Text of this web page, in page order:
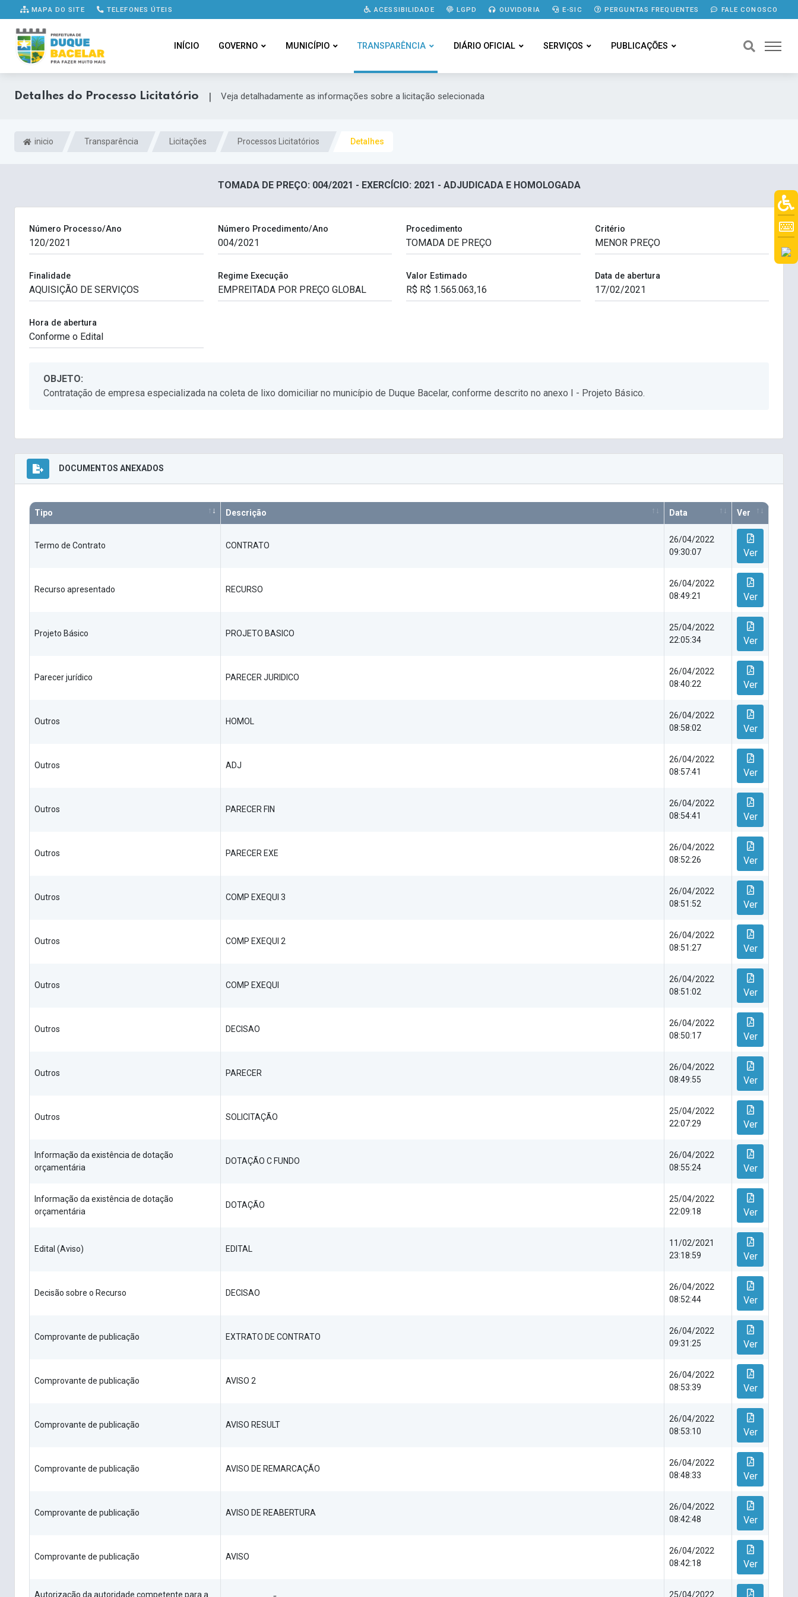
MAPA DO SITE TELEFONES ÚTEIS ACESSIBILIDADE LGPD OUVIDORIA E-SIC PERGUNTAS FREQUENTES FALE CONOSCO
INÍCIO GOVERNO MUNICÍPIO TRANSPARÊNCIA DIÁRIO OFICIAL SERVIÇOS PUBLICAÇÕES
Detalhes do Processo Licitatório | Veja detalhadamente as informações sobre a licitação selecionada
inicio Transparência Licitações Processos Licitatórios Detalhes
TOMADA DE PREÇO: 004/2021 - EXERCÍCIO: 2021 - ADJUDICADA E HOMOLOGADA
Número Processo/Ano Número Procedimento/Ano Procedimento Critério
Finalidade Regime Execução Valor Estimado Data de abertura
Hora de abertura
OBJETO:
Contratação de empresa especializada na coleta de lixo domiciliar no município de Duque Bacelar, conforme descrito no anexo I - Projeto Básico.
DOCUMENTOS ANEXADOS
Tipo Descrição Data Ver
Termo de Contrato CONTRATO
26/04/2022
09:30:07
Ver
Recurso apresentado RECURSO
26/04/2022
08:49:21
Ver
Projeto Básico PROJETO BASICO
25/04/2022
22:05:34
Ver
Parecer jurídico PARECER JURIDICO
26/04/2022
08:40:22
Ver
Outros HOMOL
26/04/2022
08:58:02
Ver
Outros ADJ
26/04/2022
08:57:41
Ver
Outros PARECER FIN
26/04/2022
08:54:41
Ver
Outros PARECER EXE
26/04/2022
08:52:26
Ver
Outros COMP EXEQUI 3
26/04/2022
08:51:52
Ver
Outros COMP EXEQUI 2
26/04/2022
08:51:27
Ver
Outros COMP EXEQUI
26/04/2022
08:51:02
Ver
Outros DECISAO
26/04/2022
08:50:17
Ver
Outros PARECER
26/04/2022
08:49:55
Ver
Outros SOLICITAÇÃO
25/04/2022
22:07:29
Ver
Informação da existência de dotação
orçamentária
DOTAÇÃO C FUNDO
26/04/2022
08:55:24
Ver
Informação da existência de dotação
orçamentária
DOTAÇÃO
25/04/2022
22:09:18
Ver
Edital (Aviso) EDITAL
11/02/2021
23:18:59
Ver
Decisão sobre o Recurso DECISAO
26/04/2022
08:52:44
Ver
Comprovante de publicação EXTRATO DE CONTRATO
26/04/2022
09:31:25
Ver
Comprovante de publicação AVISO 2
26/04/2022
08:53:39
Ver
Comprovante de publicação AVISO RESULT
26/04/2022
08:53:10
Ver
Comprovante de publicação AVISO DE REMARCAÇÃO
26/04/2022
08:48:33
Ver
Comprovante de publicação AVISO DE REABERTURA
26/04/2022
08:42:48
Ver
Comprovante de publicação AVISO
26/04/2022
08:42:18
Ver
Autorização da autoridade competente para a 25/04/2022